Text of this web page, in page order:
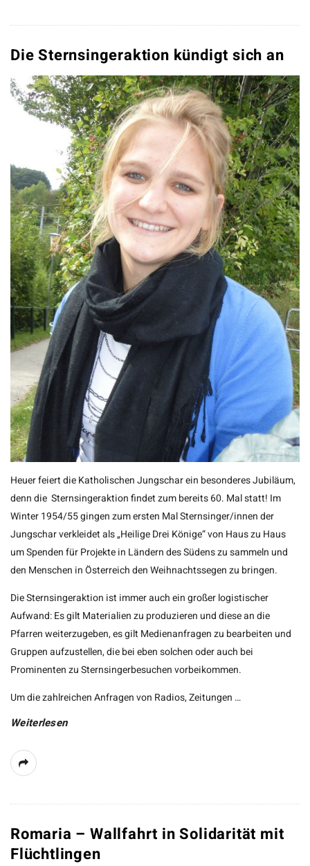
Die Sternsingeraktion kündigt sich an
Heuer feiert die Katholischen Jungschar ein besonderes Jubiläum,
denn die Sternsingeraktion findet zum bereits 60. Mal statt! Im
Winter 1954/55 gingen zum ersten Mal Sternsinger/innen der
Jungschar verkleidet als „Heilige Drei Könige“ von Haus zu Haus
um Spenden für Projekte in Ländern des Südens zu sammeln und
den Menschen in Österreich den Weihnachtssegen zu bringen.
Die Sternsingeraktion ist immer auch ein großer logistischer
Aufwand: Es gilt Materialien zu produzieren und diese an die
Pfarren weiterzugeben, es gilt Medienanfragen zu bearbeiten und
Gruppen aufzustellen, die bei eben solchen oder auch bei
Prominenten zu Sternsingerbesuchen vorbeikommen.
Um die zahlreichen Anfragen von Radios, Zeitungen …
Weiterlesen
Romaria – Wallfahrt in Solidarität mit
Flüchtlingen